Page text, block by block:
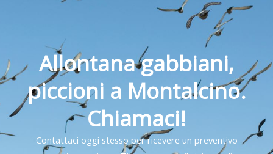
Allontana gabbiani,
piccioni a Montalcino.
Chiamaci!
Contattaci oggi stesso per ricevere un preventivo